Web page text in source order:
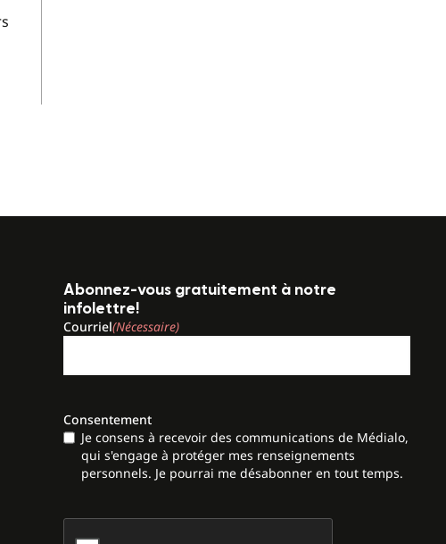
Abonnez-vous gratuitement à notre
infolettre!
Courriel(Nécessaire)
Consentement
Je consens à recevoir des communications de Médialo,
qui s'engage à protéger mes renseignements
personnels. Je pourrai me désabonner en tout temps.
CAPTCHA